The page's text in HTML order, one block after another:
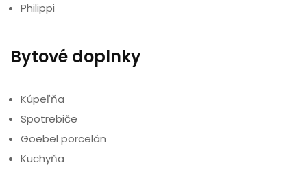
Philippi
Bytové doplnky
Kúpeľňa
Spotrebiče
Goebel porcelán
Kuchyňa